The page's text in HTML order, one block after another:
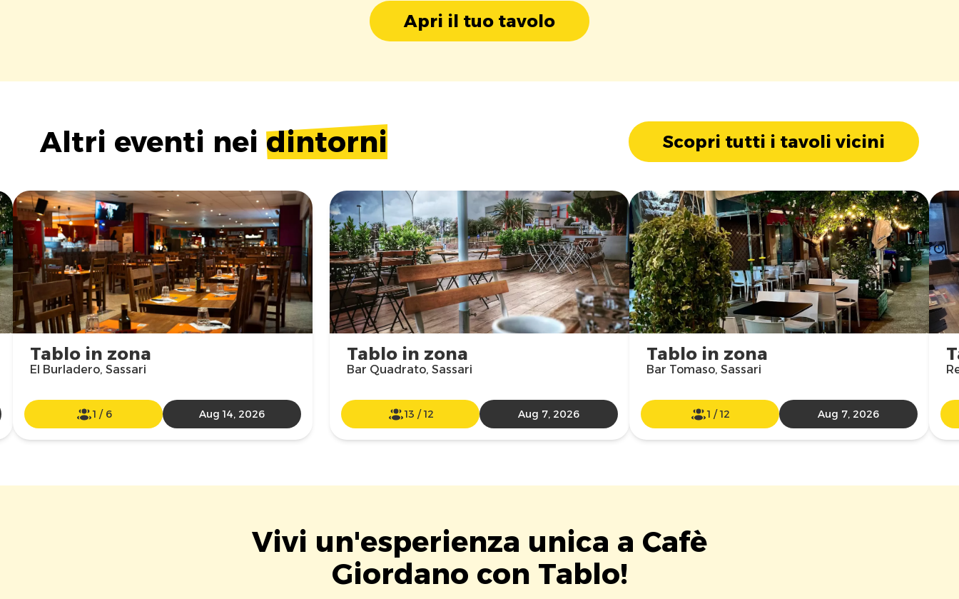
Apri il tuo tavolo
Altri eventi nei dintorni Scopri tutti i tavoli vicini
Tablo in zona
Bar Quadrato, Sassari
13 /12 Aug 7, 2026
Tablo in zona
Bar Tomaso, Sassari
1 /12 Aug 7, 2026
Tablo in zona
El Burladero, Sassari
1 / 6 Aug 14, 2026
Vivi un'esperienza unica a Cafè
Giordano con Tablo!